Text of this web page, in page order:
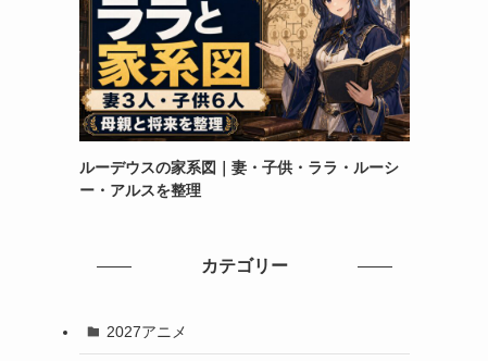
ルーデウスの家系図｜妻・子供・ララ・ルーシ
ー・アルスを整理
カテゴリー
2027アニメ